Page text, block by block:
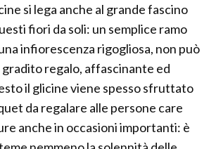
si lega anche al grande fascino
fiori da soli: un semplice ramo
infiorescenza rigogliosa, non può
regalo, affascinante ed
il glicine viene spesso sfruttato
da regalare alle persone care
anche in occasioni importanti: è